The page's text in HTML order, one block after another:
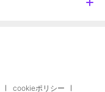
cookieポリシー